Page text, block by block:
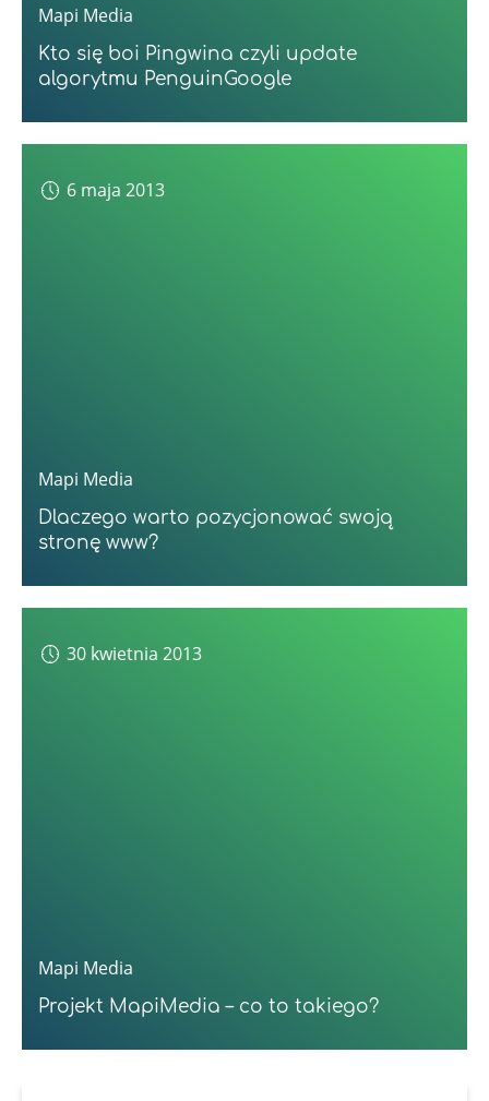
Mapi Media
Kto się boi Pingwina czyli update
algorytmu PenguinGoogle
6 maja 2013
Mapi Media
Dlaczego warto pozycjonować swoją
stronę www?
30 kwietnia 2013
Mapi Media
Projekt MapiMedia – co to takiego?